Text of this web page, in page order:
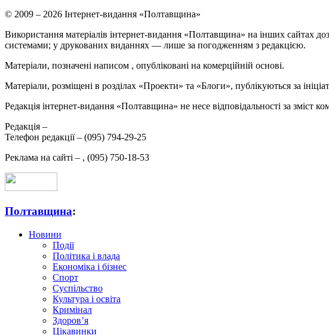
© 2009 – 2026 Інтернет-видання «Полтавщина»
Використання матеріалів інтернет-видання «Полтавщина» на інших сайтах
системами; у друкованих виданнях — лише за погодженням з редакцією.
Матеріали, позначені написом , опубліковані на комерційній основі.
Матеріали, розміщені в розділах «Проекти» та «Блоги», публікуються за
Редакція інтернет-видання «Полтавщина» не несе відповідальності за зміст
Редакція –
Телефон редакції – (095) 794-29-25
Реклама на сайті – , (095) 750-18-53
Полтавщина:
Новини
Події
Політика і влада
Економіка і бізнес
Спорт
Суспільство
Культура і освіта
Кримінал
Здоров’я
Цікавинки